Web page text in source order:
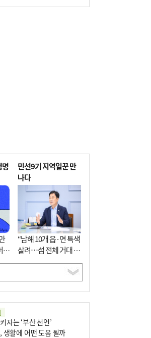
명
니
민선9기 지역일꾼 만
나다
“남해 10개 읍·면 특색
살려…섬 전체 거대 정
원으로 조성”
자는 ‘부산 선언’
생활에 어떤 도움 될까